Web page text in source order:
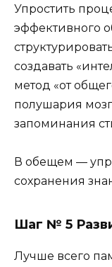
Упростить
эффективного
создавать
метод «от
полушария
запоминания
В обещем —
сохранения
Шаг № 5
Лучше всего